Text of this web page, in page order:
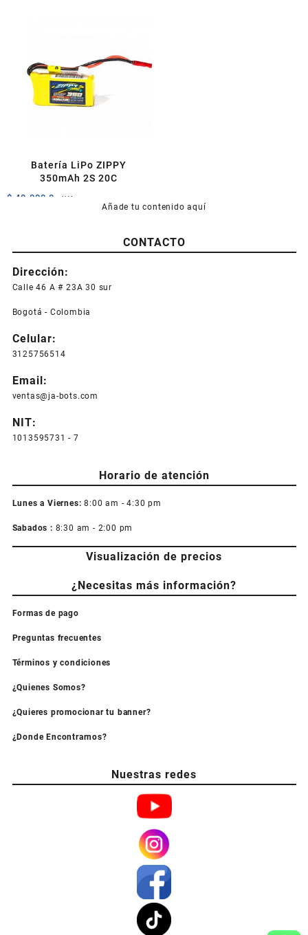
Batería LiPo ZIPPY
350mAh 2S 20C
$ 40.000,0 +IVA
Añade tu contenido aquí
CONTACTO
Dirección:
Calle 46 A # 23A 30 sur
Bogotá - Colombia
Celular:
3125756514
Email:
ventas@ja-bots.com
NIT:
1013595731 - 7
Horario de atención
Lunes a Viernes: 8:00 am - 4:30 pm
Sabados : 8:30 am - 2:00 pm
Visualización de precios
¿Necesitas más información?
Formas de pago
Preguntas frecuentes
Términos y condiciones
¿Quienes Somos?
¿Quieres promocionar tu banner?
¿Donde Encontrarnos?
Nuestras redes